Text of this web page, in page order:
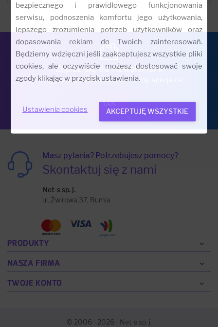
Zapisz się do Newslettera
Otrzymasz ostanie nowości i ceny specjalne
Masz pytania? Potrzebujesz pomocy?
Skontaktuj się z nami
Net-s sp. j.
ul. Żwirowa 37, Rumia
PRODUKTY
NASZA FIRMA
TWOJE KONTO
© 2006 - 2026 - Net-s sp. j.
bezpiecznego i prawidłowego funkcjonowania
serwisu, podnoszenia komfortu jego użytkowania,
lepszego zrozumienia potrzeb użytkowników oraz
dopasowania reklam do Twoich zainteresowań.
Będziemy wdzięczni jeśli zaakceptujesz wszystkie pliki
cookies, ale oczywiście możesz dostosować swoje
zgody klikając w przycisk ustawienia.
Ustawienia cookies AKCEPTUJĘ WSZYSTKIE